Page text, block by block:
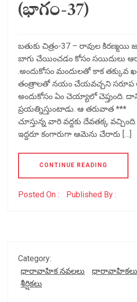
(భాగం-37)
బతుకు చిత్రం-37 – రావుల కిరణ్మయి
బాగు చేయించడం కోసం సయిదులు
.అందుకోసం మందులతో కాక తక్కువ
తంత్రాలతో నయం చేయవచ్చని సరూప
అందుకోసం ఏం చెయ్యాలో చెప్తుంది.
ప్రయత్నిస్తుంటాడు. ఆ తరువాత
చూస్తున్న వారి వద్దకు దేవతక్క
ఇద్దరూ కంగారుగా ఆమెను చేరారు […]
CONTINUE READING
Posted On : Published By :
Category:
ధారావాహిక నవలలు
ధారావాహికలు
శీర్షికలు